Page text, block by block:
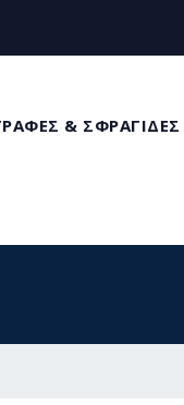
& ΣΦΡΑΓΙΔΕΣ